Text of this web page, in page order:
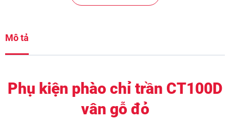
Mô tả
Phụ kiện phào chỉ trần CT100D
vân gỗ đỏ